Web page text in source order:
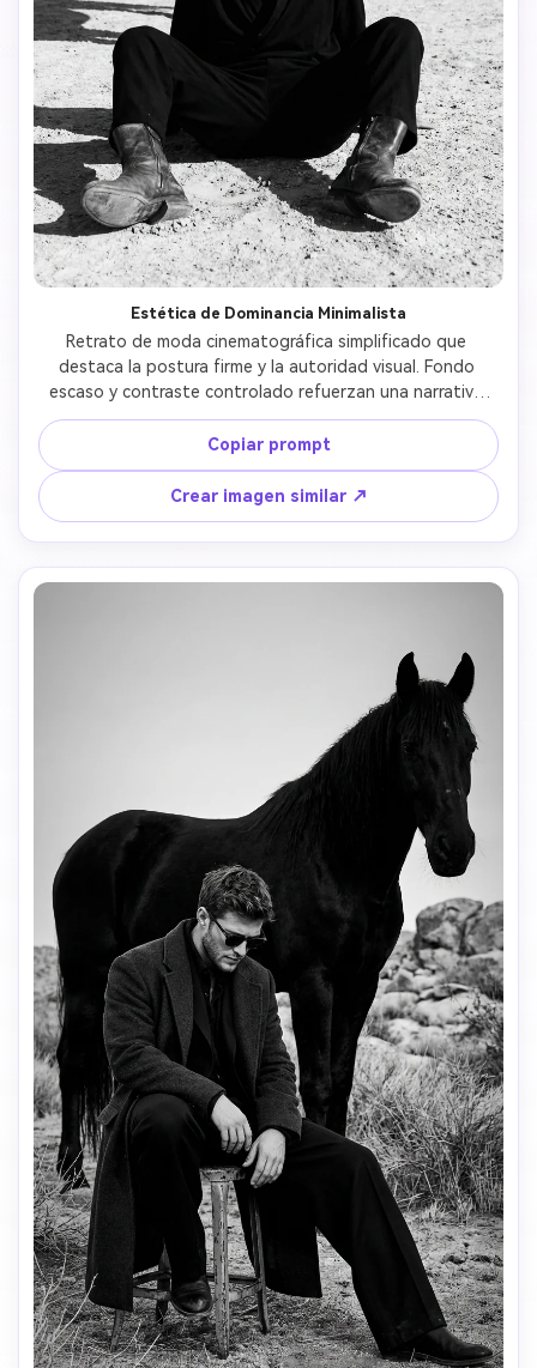
Estética de Dominancia Minimalista
Retrato de moda cinematográfica simplificado que
destaca la postura firme y la autoridad visual. Fondo
escaso y contraste controlado refuerzan una narrativa
minimalista y de poder moderno.
Copiar prompt
Crear imagen similar ↗